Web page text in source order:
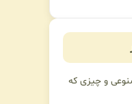
۵، هوش مصنوعی و چیزی که